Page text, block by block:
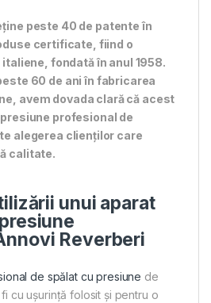
peste 40 de patente în
certificate, fiind o
fondată în anul 1958.
60 de ani în fabricarea
avem dovada clară că acest
profesional de
alegerea clienților care
calitate.
unui aparat
Reverberi
de spălat cu presiune de
cu ușurință folosit și pentru o